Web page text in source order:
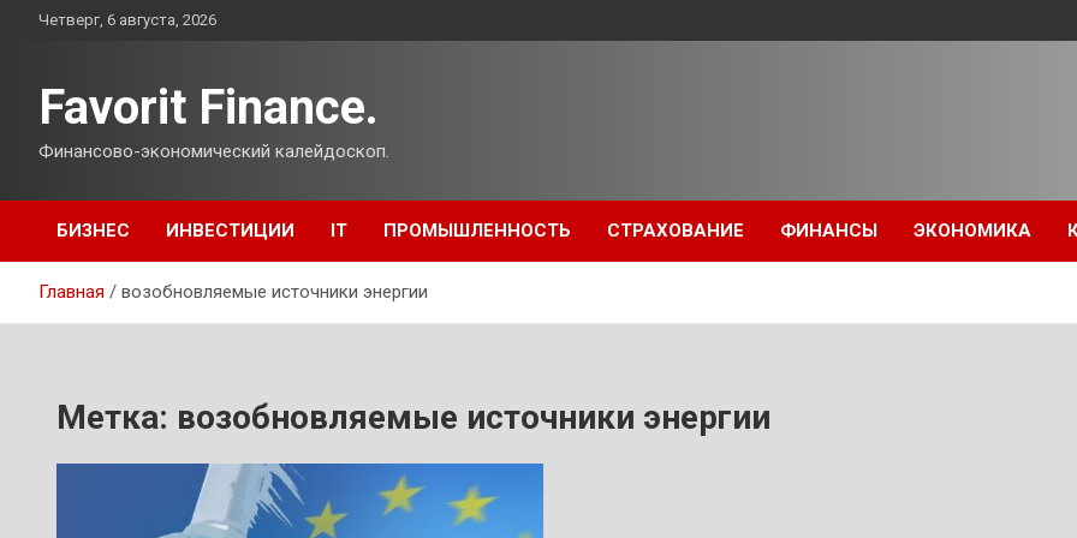
ПерейтиЧетверг, 6 августа, 2026
Favorit Finance.
Финансово-экономический калейдоскоп.
БИЗНЕС ИНВЕСТИЦИИ IT ПРОМЫШЛЕННОСТЬ СТРАХОВАНИЕ ФИНАНСЫ ЭКОНОМИКА
Главная возобновляемые источники энергии
Метка: возобновляемые источники энергии